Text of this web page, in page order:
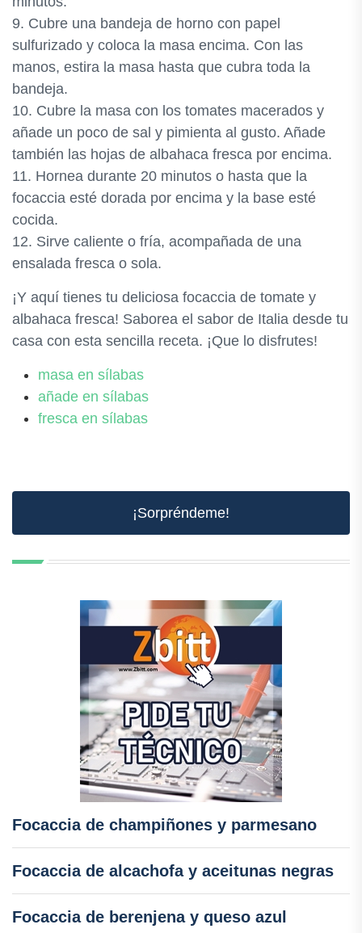
9. Cubre una bandeja de horno con papel
sulfurizado y coloca la masa encima. Con las
manos, estira la masa hasta que cubra toda la
bandeja.
10. Cubre la masa con los tomates macerados y
añade un poco de sal y pimienta al gusto. Añade
también las hojas de albahaca fresca por encima.
11. Hornea durante 20 minutos o hasta que la
focaccia esté dorada por encima y la base esté
cocida.
12. Sirve caliente o fría, acompañada de una
ensalada fresca o sola.
¡Y aquí tienes tu deliciosa focaccia de tomate y
albahaca fresca! Saborea el sabor de Italia desde tu
casa con esta sencilla receta. ¡Que lo disfrutes!
masa en sílabas
añade en sílabas
fresca en sílabas
¡Sorpréndeme!
Focaccia de champiñones y parmesano
Focaccia de alcachofa y aceitunas negras
Focaccia de berenjena y queso azul